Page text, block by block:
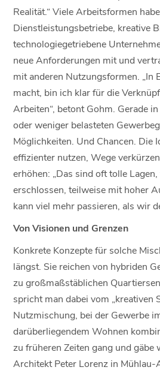
Realität.“ Viele Arbeitsformen
Dienstleistungsbetriebe, kreative
technologiegetriebene
neue Anforderungen mit und
mit anderen Nutzungsformen. „In
macht, bin ich klar für die
Arbeiten“, betont Gohm. Gerade
oder weniger belasteten
Möglichkeiten. Und Chancen. Die
effizienter nutzen, Wege
erhöhen: „Das sind oft tolle
erschlossen, teilweise mit hoher
kann viel mehr passieren, als wir
Von Visionen und Grenzen
Konkrete Konzepte für solche
längst. Sie reichen von hybriden
zu großmaßstäblichen
spricht man dabei vom „kreativen
Nutzmischung, bei der Gewerbe
darüberliegendem Wohnen
zu früheren Zeiten gang und gäbe
Architekt Peter Lorenz in Mühlau-